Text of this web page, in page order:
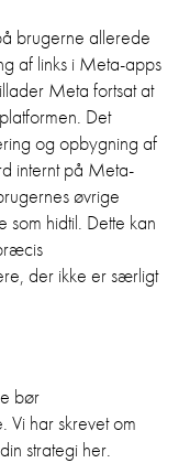
brugerne allerede
af links i Meta-apps
Meta fortsat at
Det
og opbygning af
internt på Meta-
øvrige
hidtil. Dette kan
der ikke er særligt
bør
Vi har skrevet om
strategi her.